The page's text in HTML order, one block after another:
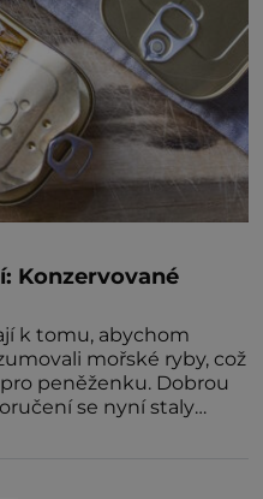
Konzervované
k tomu, abychom
mořské ryby, což
peněženku. Dobrou
se nyní staly